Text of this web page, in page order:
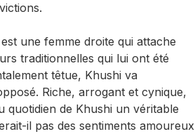
une femme droite qui attache
traditionnelles qui lui ont été
têtue, Khushi va
Riche, arrogant et cynique,
de Khushi un véritable
il pas des sentiments amoureux